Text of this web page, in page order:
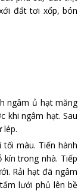
đất tơi xốp, bón
ngâm ủ hạt măng
khi ngâm hạt. Sau
lép.
màu. Tiến hành
trong nhà. Tiếp
Rải hạt đã ngâm
lưới phủ lên bề